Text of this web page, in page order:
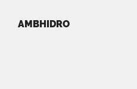
AMBHIDRO